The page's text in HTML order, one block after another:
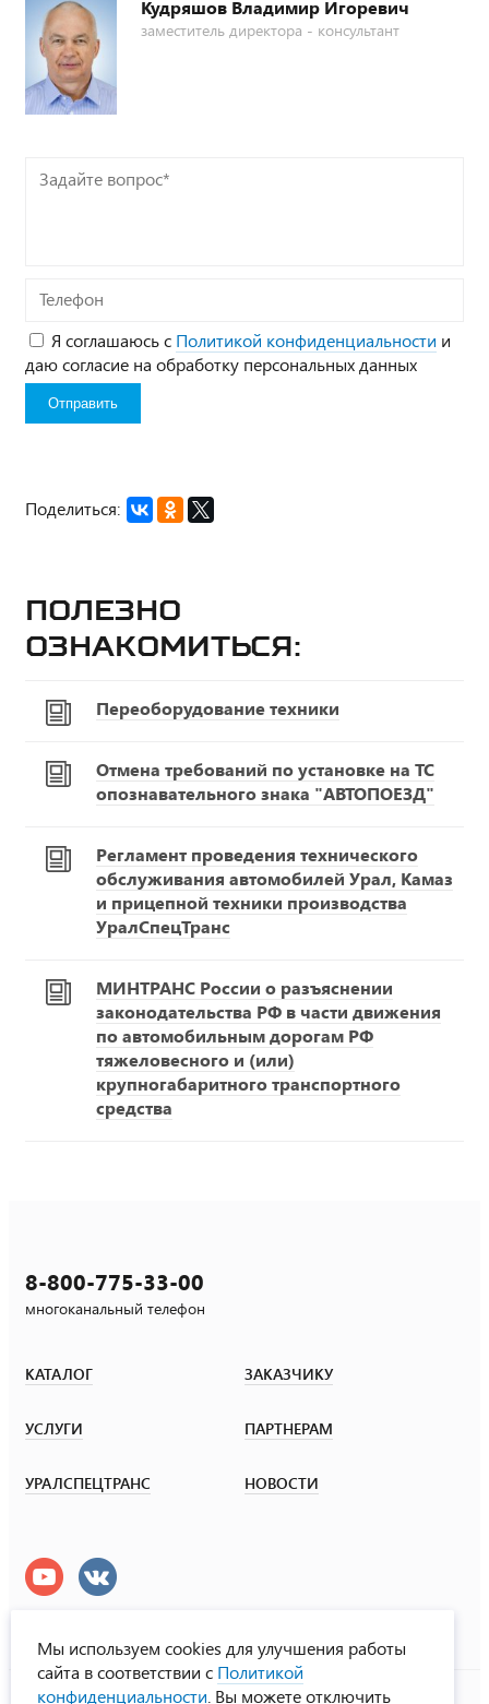
Кудряшов Владимир Игоревич
заместитель директора - консультант
Задайте
вопрос*
Телефон
Я соглашаюсь с Политикой конфиденциальности и
даю согласие на обработку персональных данных
Поделиться:
Полезно
ознакомиться:
Переоборудование техники
Отмена требований по установке на ТС
опознавательного знака "АВТОПОЕЗД"
Регламент проведения технического
обслуживания автомобилей Урал, Камаз
и прицепной техники производства
УралСпецТранс
МИНТРАНС России о разъяснении
законодательства РФ в части движения
по автомобильным дорогам РФ
тяжеловесного и (или)
крупногабаритного транспортного
средства
8-800-775-33-00
многоканальный телефон
КАТАЛОГ ЗАКАЗЧИКУ
УСЛУГИ ПАРТНЕРАМ
УРАЛСПЕЦТРАНС НОВОСТИ
УралСпецТранс
Мы используем cookies для улучшения работы
сайта в соответствии с Политикой
конфиденциальности . Вы можете отключить